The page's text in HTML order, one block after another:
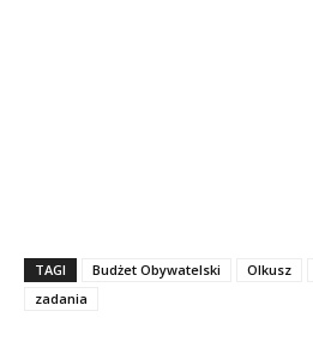
TAGI Budżet Obywatelski Olkusz
zadania